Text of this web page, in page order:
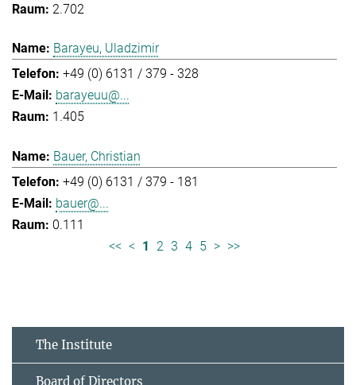
2.702
Barayeu, Uladzimir
+49 (0) 6131 / 379 - 328
barayeuu@...
1.405
Bauer, Christian
+49 (0) 6131 / 379 - 181
bauer@...
0.111
<< < 1 2 3 4 5 > >>
The Institute
Board of Directors